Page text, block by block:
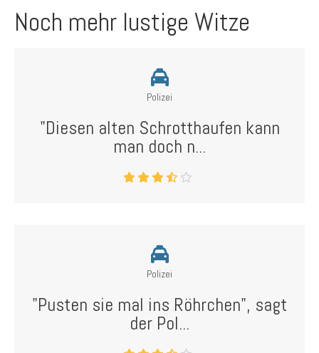
Noch mehr lustige Witze
Polizei
"Diesen alten Schrotthaufen kann
man doch n...
Polizei
"Pusten sie mal ins Röhrchen", sagt
der Pol...